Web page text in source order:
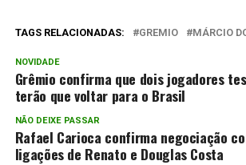
TAGS RELACIONADAS: GREMIO MÁRCIO
NOVIDADE
Grêmio confirma que dois jogadores
terão que voltar para o Brasil
NÃO DEIXE PASSAR
Rafael Carioca confirma negociação
ligações de Renato e Douglas Costa